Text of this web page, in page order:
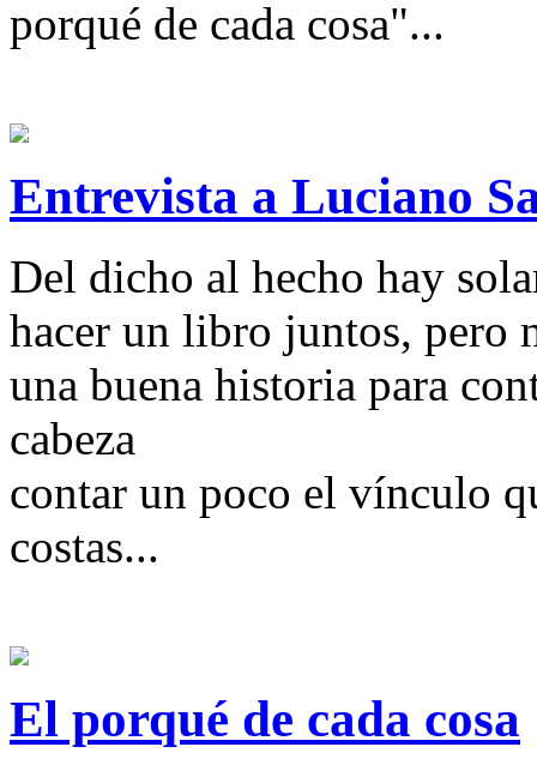
porqué de cada cosa"...
Entrevista a Luciano
Del dicho al hecho hay
hacer un libro juntos, pero
una buena historia para
cabeza
contar un poco el vínculo
costas...
El porqué de cada cosa